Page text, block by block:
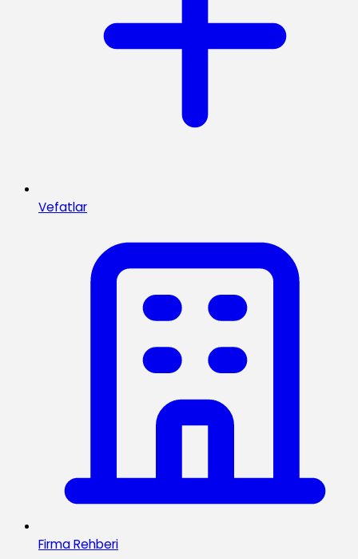
Vefatlar
Firma Rehberi